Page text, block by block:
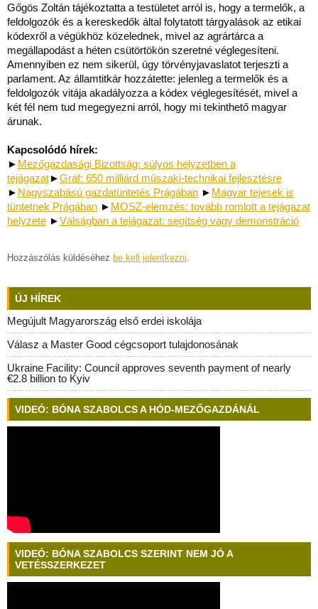
Gőgös Zoltán tájékoztatta a testületet arról is, hogy a termelők, a
feldolgozók és a kereskedők által folytatott tárgyalások az etikai
kódexről a végükhöz közelednek, mivel az agrártárca a
megállapodást a héten csütörtökön szeretné véglegesíteni.
Amennyiben ez nem sikerül, úgy törvényjavaslatot terjeszti a
parlament. Az államtitkár hozzátette: jelenleg a termelők és a
feldolgozók vitája akadályozza a kódex véglegesítését, mivel a
két fél nem tud megegyezni arról, hogy mi tekinthető magyar
árunak.
Kapcsolódó hírek:
► Mezőgazdasági Bizottság: súlyos helyzetben a
tejágazat►Gráf: 650 milliárd műszaki-technikai fejlesztésre
► Nagyszabású gazdatüntetés Prágában ► Magyar tejesek is
tüntetnek Prágában ► MOSZ-elemzés: tovább romlott a tejágazat
helyzete ►Válságban a tejágazat: segítség vagy demonstráció
Hozzászólás küldéséhez be kell jelentkezni.
ÚJ HÍREK
Megújult Magyarország első erdei iskolája
Válasz a Master Good cégcsoport tulajdonosának
Ukraine Facility: Council approves seventh payment of nearly
€2.8 billion to Kyiv
VIDEÓ: BÓNA SZABOLCS A HÓD-MEZŐGAZDÁNÁL
VIDEÓ: BÓNA SZABOLCS SZERINT NEM JÓ A
VETÉSSZERKEZET